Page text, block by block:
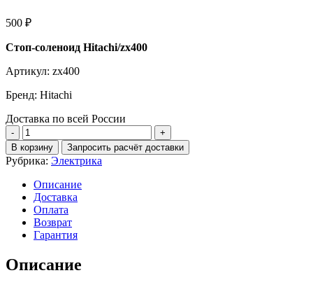
500 ₽
Стоп-соленоид Hitachi/zx400
Артикул: zx400
Бренд: Hitachi
Доставка по всей России
Количество
Стоп-
соленоид
Hitachi/zx400
В корзину Запросить расчёт доставки
Рубрика: Электрика
Описание
Доставка
Оплата
Возврат
Гарантия
Описание